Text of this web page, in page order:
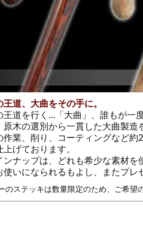
王道、大曲をその手に。
王道を行く…「大曲」、誰もが一
原木の選別から一貫した大曲製
作業、削り、コーティングなど
げております。
ンナップは、どれも希少な素材を
使いになられるもよし、またプレ
のステッキは数量限定のため、ご希望